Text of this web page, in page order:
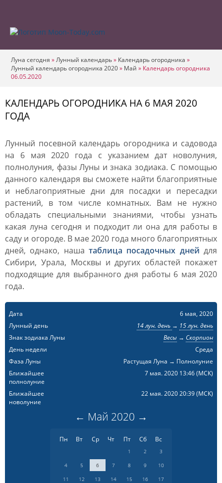
Луна сегодня »Лунный календарь» Календарь огородника »
Лунный календарь огородника 2020» Май » Календарь огородника
06.05.2020
КАЛЕНДАРЬ ОГОРОДНИКА НА 6 МАЯ 2020
ГОДА
Лунный посевной календарь огородника и садовода
на 6 мая 2020 года с указанием дат новолуния,
полнолуния, фазы Луны и знака зодиака. С помощью
данного календаря вы сможете найти благоприятные
и неблагоприятные дни для посадки и пересадки
растений, в том числе комнатных. Вам не нужно
обладать специальными знаниями, чтобы узнать
какая луна сегодня и подходит ли она для работы в
саду и огороде. В мае 2020 года много благоприятных
дней, однако, наша таблица посадочных дней для
Сибири, Урала, Москвы и других областей покажет
подходящие для выбранного дня работы 6 мая 2020
года.
Дата
6 мая, 2020
Лунный день
14 лун. день → 15 лун. день
Знак зодиака Луны
Весы→ Скорпион
День недели
Среда
Фаза Луны
Растущая Луна → Полнолуние
Ближайшее
полнолуние
7 мая. 2020 13:46(МСК)
Ближайшее
новолуние
22 мая. 2020 20:39(МСК)
← Май 2020 →
Пн Вт Ср Чт Пт Сб Вс
1 2
3
4
5 6 7 8 9
10
11
12 13 14 15 16
17